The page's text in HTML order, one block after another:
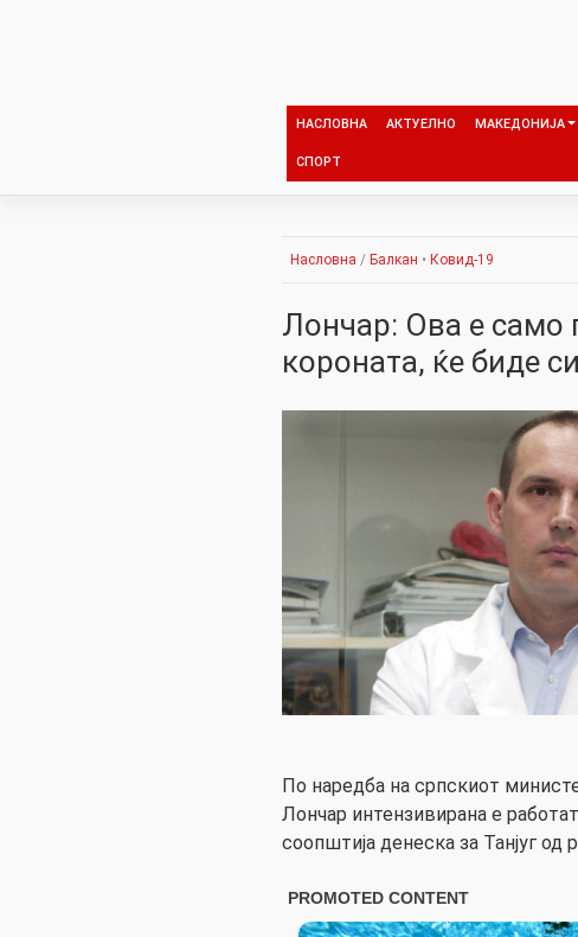
НАСЛОВНА АКТУЕЛНО МАКЕДОНИЈА
СПОРТ
Насловна / Балкан • Ковид-19
Лончар: Ова е само
короната, ќе биде
По наредба на српскиот
Лончар интензивирана е
соопштија денеска за Танјуг